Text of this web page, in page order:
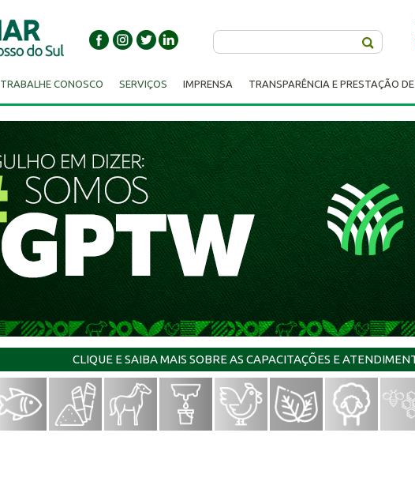
TRABALHE CONOSCO SERVIÇOS IMPRENSA TRANSPARÊNCIA E PRESTAÇÃO
CLIQUE E SAIBA MAIS SOBRE AS CAPACITAÇÕES E